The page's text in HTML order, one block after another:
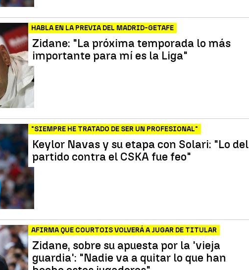
HABLA EN LA PREVIA DEL MADRID-GETAFE
Zidane: "La próxima temporada lo más
importante para mí es la Liga"
"SIEMPRE HE TRATADO DE SER UN PROFESIONAL"
Keylor Navas y su etapa con Solari: "Lo del
partido contra el CSKA fue feo"
AFIRMA QUE COURTOIS VOLVERÁ A JUGAR DE TITULAR
Zidane, sobre su apuesta por la 'vieja
guardia': "Nadie va a quitar lo que han